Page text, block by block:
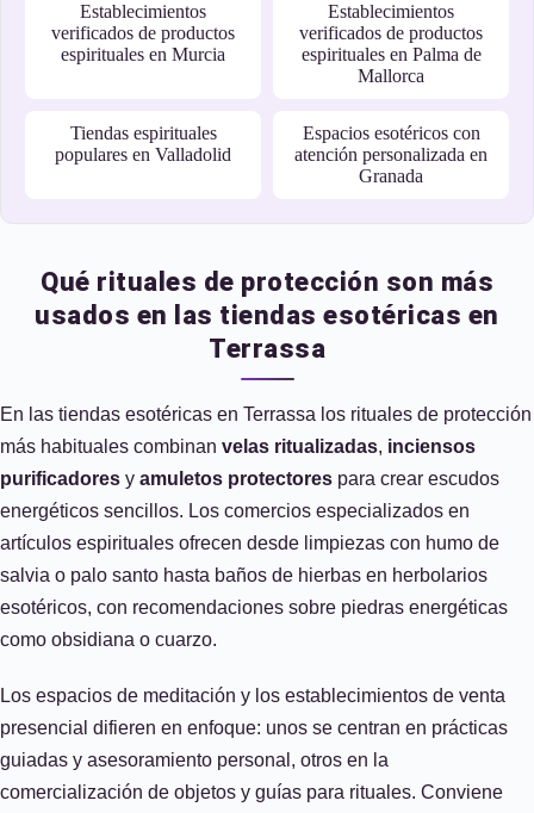
Establecimientos
verificados de productos
espirituales en Murcia
Establecimientos
verificados de productos
espirituales en Palma de
Mallorca
Tiendas espirituales
populares en Valladolid
Espacios esotéricos con
atención personalizada en
Granada
Qué rituales de protección son más
usados en las tiendas esotéricas en
Terrassa
En las tiendas esotéricas en Terrassa los rituales de protección
más habituales combinan velas ritualizadas, inciensos
purificadores y amuletos protectores para crear escudos
energéticos sencillos. Los comercios especializados en
artículos espirituales ofrecen desde limpiezas con humo de
salvia o palo santo hasta baños de hierbas en herbolarios
esotéricos, con recomendaciones sobre piedras energéticas
como obsidiana o cuarzo.
Los espacios de meditación y los establecimientos de venta
presencial difieren en enfoque: unos se centran en prácticas
guiadas y asesoramiento personal, otros en la
comercialización de objetos y guías para rituales. Conviene